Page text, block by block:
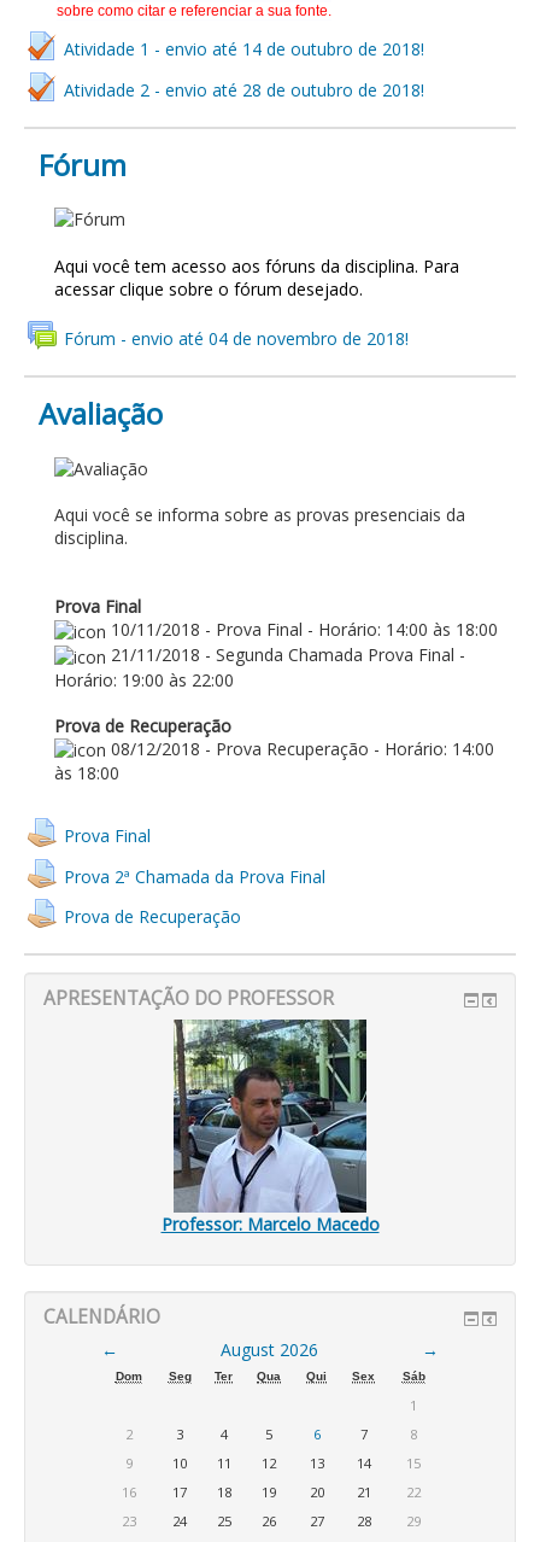
sobre como citar e referenciar a sua fonte.
Atividade 1 - envio até 14 de outubro de 2018!
Atividade 2 - envio até 28 de outubro de 2018!
Fórum
Aqui você tem acesso aos fóruns da disciplina. Para
acessar clique sobre o fórum desejado.
Fórum - envio até 04 de novembro de 2018!
Avaliação
Aqui você se informa sobre as provas presenciais da
disciplina.
Prova Final
10/11/2018 - Prova Final - Horário: 14:00 às 18:00
21/11/2018 - Segunda Chamada Prova Final -
Horário: 19:00 às 22:00
Prova de Recuperação
08/12/2018 - Prova Recuperação - Horário: 14:00
às 18:00
Prova Final
Prova 2ª Chamada da Prova Final
Prova de Recuperação
APRESENTAÇÃO DO PROFESSOR
Professor: Marcelo Macedo
CALENDÁRIO
← August 2026 →
Dom Seg Ter Qua Qui Sex Sáb
1
2
3 4 5 6 7
8
9
10 11 12 13 14
15
16
17 18 19 20 21
22
23
24 25 26 27 28
29